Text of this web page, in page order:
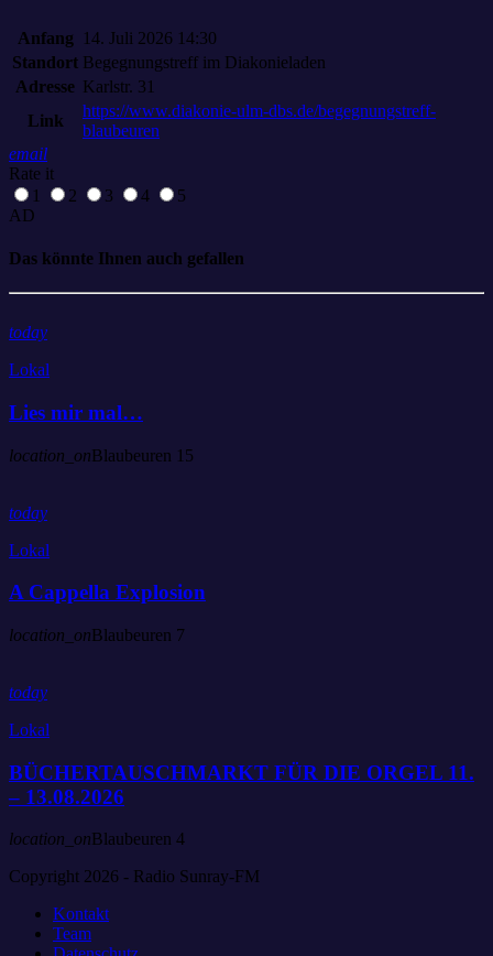
Anfang
14. Juli 2026 14:30
Standort Begegnungstreff im Diakonieladen
Adresse Karlstr. 31
Link
https://www.diakonie-ulm-dbs.de/begegnungstreff-
blaubeuren
email
Rate it
1
2 3 4
5
AD
Das könnte Ihnen auch gefallen
today
Lokal
Lies mir mal…
location_onBlaubeuren 15
today
Lokal
A Cappella Explosion
location_onBlaubeuren 7
today
Lokal
BÜCHERTAUSCHMARKT FÜR DIE ORGEL 11.
– 13.08.2026
location_onBlaubeuren 4
Copyright 2026 - Radio Sunray-FM
Kontakt
Team